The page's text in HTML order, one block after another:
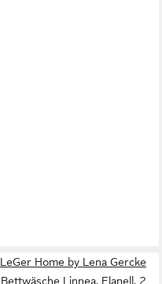
LeGer Home by Lena Gercke
Bettwäsche Linnea, Flanell, 2